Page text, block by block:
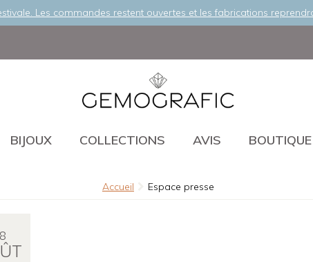
privilégier une expérience client de qualité, notre politique de
à jour pour apporter plus de précisions sur les données
la raison de leur collecte et la façon dont elles sont utilisées.
et poursuivre directement sur le site ou cliquez sur
Les commandes restent ouvertes et les fabrications
BIJOUX COLLECTIONS AVIS BOUTIQUE
Accueil Espace presse